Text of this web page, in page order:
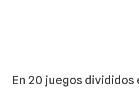
En 20 juegos divididos